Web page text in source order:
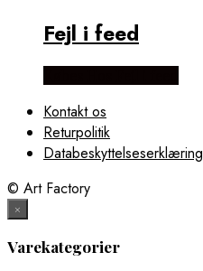
Fejl i feed
Kontakt os
Returpolitik
Databeskyttelseserklæring
© Art Factory
×
Varekategorier